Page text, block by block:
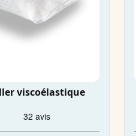
viscoélastique